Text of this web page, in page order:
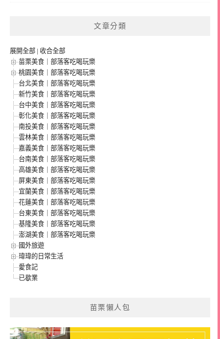
文章分類
展開全部 | 收合全部
苗栗美食｜部落客吃喝玩樂
桃園美食｜部落客吃喝玩樂
台北美食｜部落客吃喝玩樂
新竹美食｜部落客吃喝玩樂
台中美食｜部落客吃喝玩樂
彰化美食｜部落客吃喝玩樂
南投美食｜部落客吃喝玩樂
雲林美食｜部落客吃喝玩樂
嘉義美食｜部落客吃喝玩樂
台南美食｜部落客吃喝玩樂
高雄美食｜部落客吃喝玩樂
屏東美食｜部落客吃喝玩樂
宜蘭美食｜部落客吃喝玩樂
花蓮美食｜部落客吃喝玩樂
台東美食｜部落客吃喝玩樂
基隆美食｜部落客吃喝玩樂
澎湖美食｜部落客吃喝玩樂
國外旅遊
瑋瑋的日常生活
愛食記
已歇業
苗栗懶人包